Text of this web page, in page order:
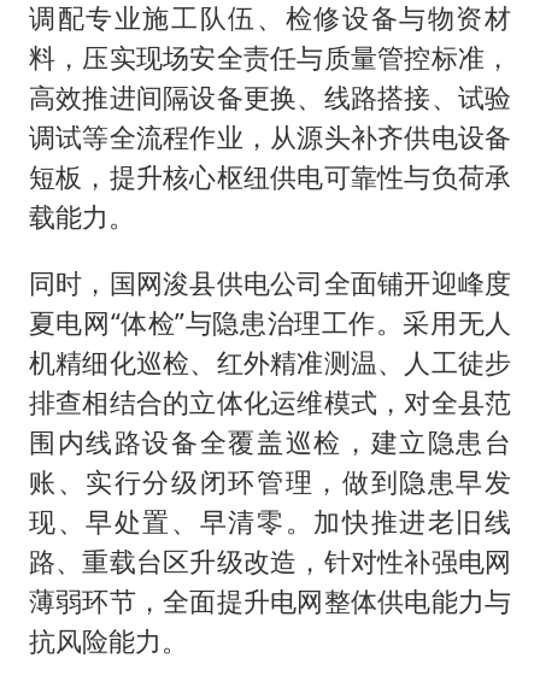
调配专业施工队伍、检修设备与物资材
料，压实现场安全责任与质量管控标准，
高效推进间隔设备更换、线路搭接、试验
调试等全流程作业，从源头补齐供电设备
短板，提升核心枢纽供电可靠性与负荷承
载能力。
同时，国网浚县供电公司全面铺开迎峰度
夏电网“体检”与隐患治理工作。采用无人
机精细化巡检、红外精准测温、人工徒步
排查相结合的立体化运维模式，对全县范
围内线路设备全覆盖巡检，建立隐患台
账、实行分级闭环管理，做到隐患早发
现、早处置、早清零。加快推进老旧线
路、重载台区升级改造，针对性补强电网
薄弱环节，全面提升电网整体供电能力与
抗风险能力。